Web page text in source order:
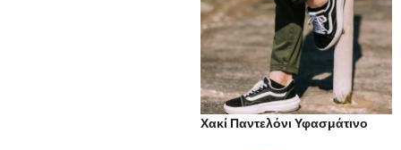
Χακί Παντελόνι Υφασμάτινο